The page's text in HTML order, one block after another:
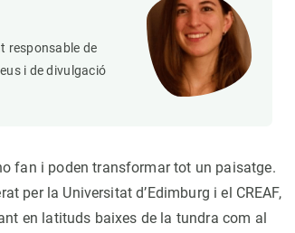
responsable de
i de divulgació
fan i poden transformar tot un paisatge.
per la Universitat d’Edimburg i el CREAF,
en latituds baixes de la tundra com al